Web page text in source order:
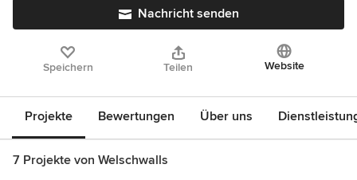
Nachricht senden
Speichern Teilen Website
Projekte Bewertungen Über uns
7 Projekte von Welschwalls